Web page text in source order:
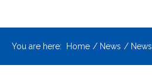
You are here: Home News News